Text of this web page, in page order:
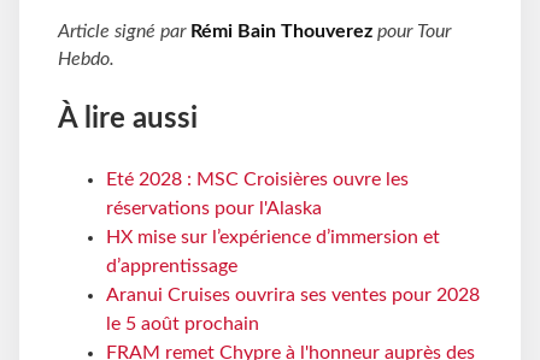
Article signé par Rémi Bain Thouverez pour Tour
Hebdo.
À lire aussi
Eté 2028 : MSC Croisières ouvre les
réservations pour l'Alaska
HX mise sur l’expérience d’immersion et
d’apprentissage
Aranui Cruises ouvrira ses ventes pour 2028
le 5 août prochain
FRAM remet Chypre à l'honneur auprès des